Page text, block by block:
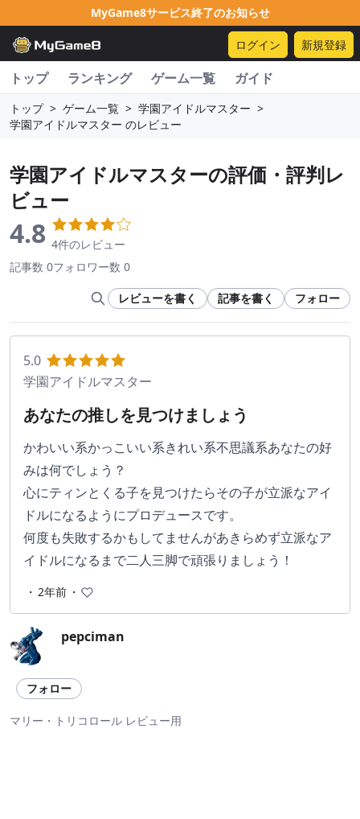
MyGame8サービス終了のお知らせ
ログイン 新規登録
トップ ランキング ゲーム一覧 ガイド
トップ > ゲーム一覧 > 学園アイドルマスター >
学園アイドルマスター のレビュー
学園アイドルマスターの評価・評判レ
ビュー
4.8 4件のレビュー
記事数 0フォロワー数 0
レビューを書く 記事を書く フォロー
5.0
学園アイドルマスター
あなたの推しを見つけましょう
かわいい系かっこいい系きれい系不思議系あなたの好
みは何でしょう？
心にティンとくる子を見つけたらその子が立派なアイ
ドルになるようにプロデュースです。
何度も失敗するかもしてませんがあきらめず立派なア
イドルになるまで二人三脚で頑張りましょう！
・ 2年前 ・
pepciman
フォロー
マリー・トリコロール レビュー用